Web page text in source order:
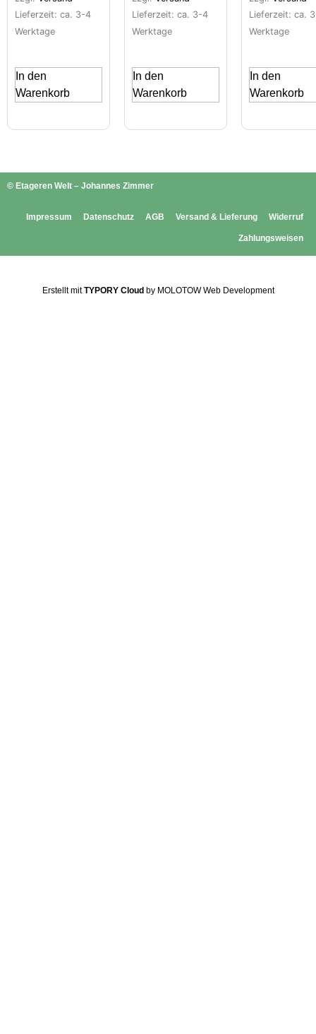
Lieferzeit: ca. 3-4
Werktage
In den
Warenkorb
Lieferzeit: ca. 3-4
Werktage
In den
Warenkorb
Lieferzeit: ca.
Werktage
In den
Warenkorb
© Etageren Welt – Johannes Zimmer
Impressum Datenschutz AGB Versand & Lieferung Widerruf
Zahlungsweisen
Erstellt mitTYPORY Cloudby MOLOTOW Web Development